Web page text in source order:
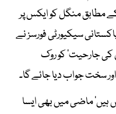
مطابق منگل کو ایکس پر
سیکیورٹی فورسز نے
کی جارحیت‘ کو روک
سخت جواب دیا جائے گا۔
ہیں‘ ماضی میں بھی ایسا